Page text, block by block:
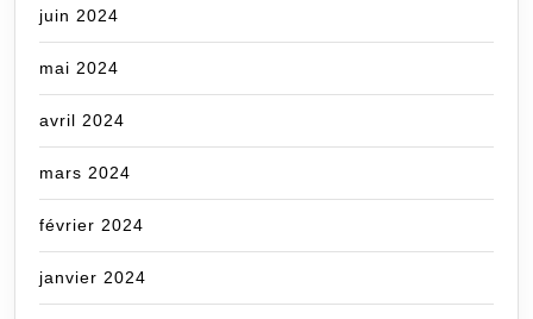
juin 2024
mai 2024
avril 2024
mars 2024
février 2024
janvier 2024